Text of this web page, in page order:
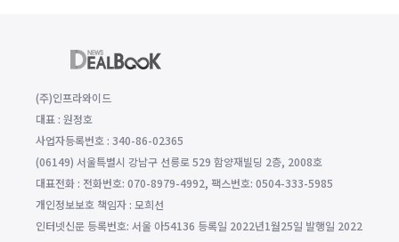
(주)인프라와이드
대표 : 원정호
사업자등록번호 : 340-86-02365
(06149) 서울특별시 강남구 선릉로 529 함양재빌딩 2층, 2008호
대표전화 : 전화번호: 070-8979-4992, 팩스번호: 0504-333-5985
개인정보보호 책임자 : 모희선
인터넷신문 등록번호: 서울 아54136 등록일 2022년1월25일 발행일 2022